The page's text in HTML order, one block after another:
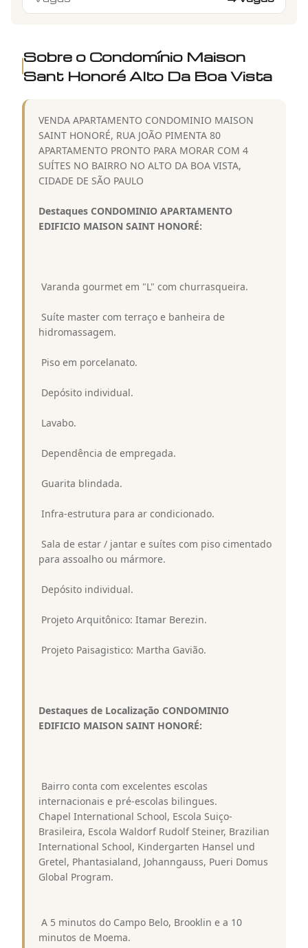
Sobre o Condomínio Maison
Sant Honoré Alto Da Boa Vista
VENDA APARTAMENTO CONDOMINIO MAISON
SAINT HONORÉ, RUA JOÃO PIMENTA 80 
APARTAMENTO PRONTO PARA MORAR COM 4
SUÍTES NO BAIRRO NO ALTO DA BOA VISTA,
CIDADE DE SÃO PAULO
Destaques CONDOMINIO APARTAMENTO
EDIFICIO MAISON SAINT HONORÉ:
 Varanda gourmet em "L" com churrasqueira.
 Suíte master com terraço e banheira de
hidromassagem.
 Piso em porcelanato.
 Depósito individual.
 Lavabo.
 Dependência de empregada.
 Guarita blindada.
 Infra-estrutura para ar condicionado.
 Sala de estar / jantar e suítes com piso cimentado
para assoalho ou mármore.
 Depósito individual.
 Projeto Arquitônico: Itamar Berezin.
 Projeto Paisagistico: Martha Gavião.
Destaques de Localização CONDOMINIO
EDIFICIO MAISON SAINT HONORÉ:
 Bairro conta com excelentes escolas
internacionais e pré-escolas bilingues.
Chapel International School, Escola Suiço-
Brasileira, Escola Waldorf Rudolf Steiner, Brazilian
International School, Kindergarten Hansel und
Gretel, Phantasialand, Johanngauss, Pueri Domus 
Global Program.
 A 5 minutos do Campo Belo, Brooklin e a 10
minutos de Moema.